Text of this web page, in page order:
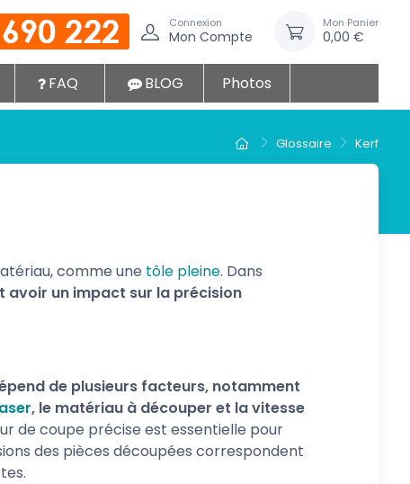
Connexion
Mon Compte
Mon Panier
0,00 €
FAQ BLOG Photos
Glossaire Kerf
comme une tôle pleine. Dans
avoir un impact sur la précision
de plusieurs facteurs, notamment
, le matériau à découper et la vitesse
de coupe précise est essentielle pour
des pièces découpées correspondent